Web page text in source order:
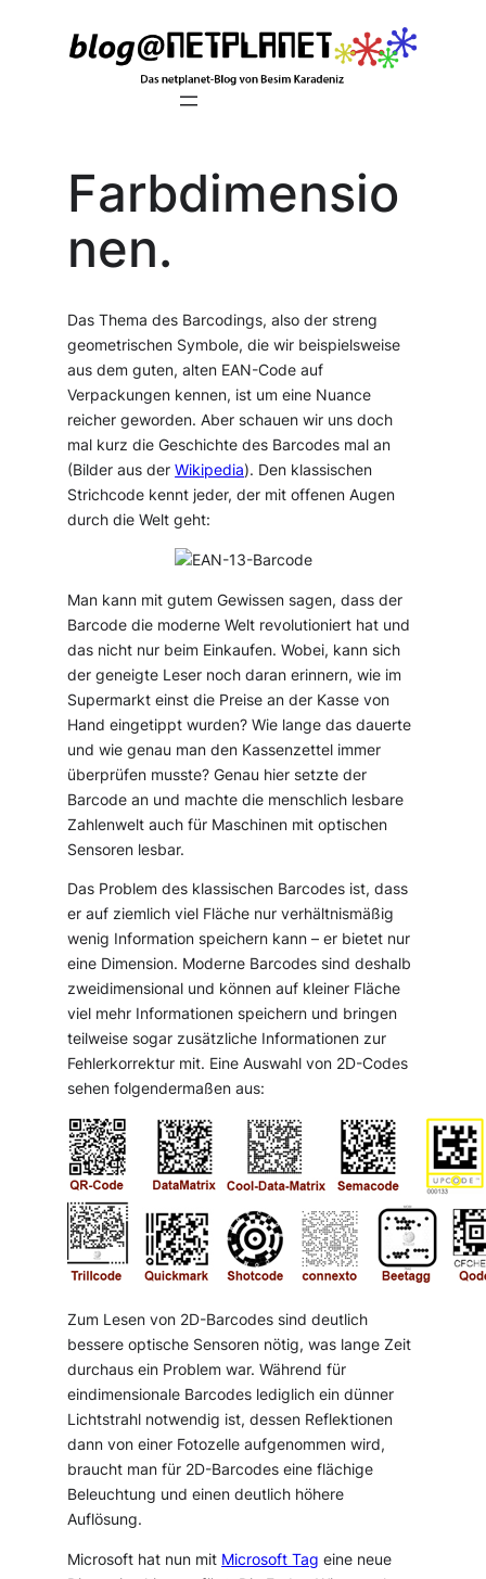
Farbdimensio
nen.
Das Thema des Barcodings, also der streng
geometrischen Symbole, die wir beispielsweise
aus dem guten, alten EAN-Code auf
Verpackungen kennen, ist um eine Nuance
reicher geworden. Aber schauen wir uns doch
mal kurz die Geschichte des Barcodes mal an
(Bilder aus derWikipedia). Den klassischen
Strichcode kennt jeder, der mit offenen Augen
durch die Welt geht:
Man kann mit gutem Gewissen sagen, dass der
Barcode die moderne Welt revolutioniert hat und
das nicht nur beim Einkaufen. Wobei, kann sich
der geneigte Leser noch daran erinnern, wie im
Supermarkt einst die Preise an der Kasse von
Hand eingetippt wurden? Wie lange das dauerte
und wie genau man den Kassenzettel immer
überprüfen musste? Genau hier setzte der
Barcode an und machte die menschlich lesbare
Zahlenwelt auch für Maschinen mit optischen
Sensoren lesbar.
Das Problem des klassischen Barcodes ist, dass
er auf ziemlich viel Fläche nur verhältnismäßig
wenig Information speichern kann – er bietet nur
eine Dimension. Moderne Barcodes sind deshalb
zweidimensional und können auf kleiner Fläche
viel mehr Informationen speichern und bringen
teilweise sogar zusätzliche Informationen zur
Fehlerkorrektur mit. Eine Auswahl von 2D-Codes
sehen folgendermaßen aus:
Zum Lesen von 2D-Barcodes sind deutlich
bessere optische Sensoren nötig, was lange Zeit
durchaus ein Problem war. Während für
eindimensionale Barcodes lediglich ein dünner
Lichtstrahl notwendig ist, dessen Reflektionen
dann von einer Fotozelle aufgenommen wird,
braucht man für 2D-Barcodes eine flächige
Beleuchtung und einen deutlich höhere
Auflösung.
Microsoft hat nun mit Microsoft Tag eine neue